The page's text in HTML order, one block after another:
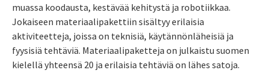
muassa koodausta, kestävää kehitystä ja robotiikkaa.
Jokaiseen materiaalipakettiin sisältyy erilaisia
aktiviteetteja, joissa on teknisiä, käytännönläheisiä ja
fyysisiä tehtäviä. Materiaalipaketteja on julkaistu suomen
kielellä yhteensä 20 ja erilaisia tehtäviä on lähes satoja.